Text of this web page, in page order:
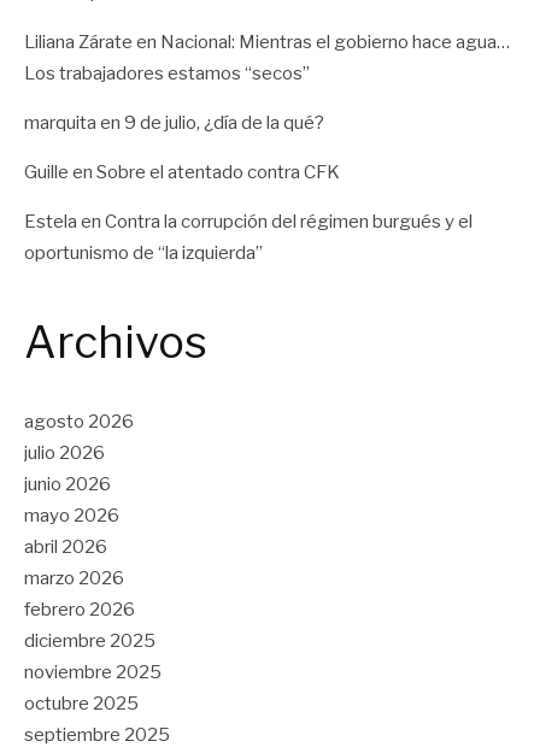
Liliana Zárate en Nacional: Mientras el gobierno hace agua…
Los trabajadores estamos “secos”
marquita en 9 de julio, ¿día de la qué?
Guille en Sobre el atentado contra CFK
Estela en Contra la corrupción del régimen burgués y el
oportunismo de “la izquierda”
Archivos
agosto 2026
julio 2026
junio 2026
mayo 2026
abril 2026
marzo 2026
febrero 2026
diciembre 2025
noviembre 2025
octubre 2025
septiembre 2025